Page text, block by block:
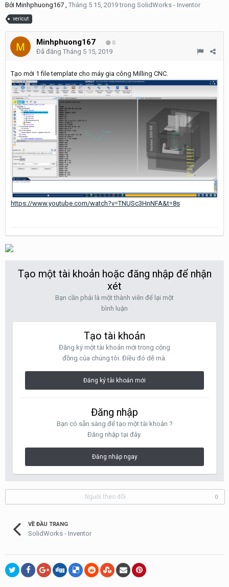
Bởi Minhphuong167 , Tháng 5 15, 2019trong SolidWorks - Inventor
vericut
Minhphuong167 0
Đã đăng Tháng 5 15, 2019
Tạo mới 1 file template cho máy gia công Milling CNC.
https://www.youtube.com/watch?v=TNUSc3HnNFA&t=8s
Tạo một tài khoản hoặc đăng nhập để nhận
xét
Bạn cần phải là một thành viên để lại một
bình luận
Tạo tài khoản
Đăng ký một tài khoản mới trong cộng
đồng của chúng tôi. Điều đó dễ mà.
Đăng ký tài khoản mới
Đăng nhập
Bạn có sẵn sàng để tạo một tài khoản ?
Đăng nhập tại đây.
Đăng nhập ngay
Người theo dõi 0
VỀ ĐẦU TRANG
SolidWorks - Inventor